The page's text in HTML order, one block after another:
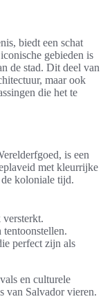
biedt een schat
gebieden is
de stad. Dit deel van
maar ook
die het te
is een
met kleurrijke
koloniale tijd.
tentoonstellen.
perfect zijn als
en culturele
van Salvador vieren.